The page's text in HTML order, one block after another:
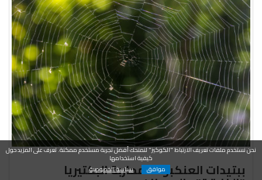
ببتيدات العنكبوت لمحاربة البكتيريا
نحن نستخدم ملفات تعريف الارتباط "الكوكيز" لنمنحك أفضل تجربة مستخدم ممكنة. تعرف على المزيد حول
كيفية استخدامها
موافق
سياسة الخصوصية